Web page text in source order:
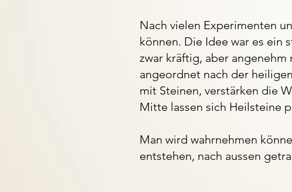
Nach vielen Experimenten
können. Die Idee war es ein
zwar kräftig, aber
angeordnet nach der
mit Steinen, verstärken die
Mitte lassen sich Heilsteine
Man wird wahrnehmen
entstehen, nach aussen